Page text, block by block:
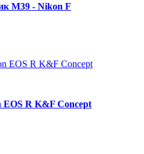
M39 - Nikon F
EOS R K&F Concept